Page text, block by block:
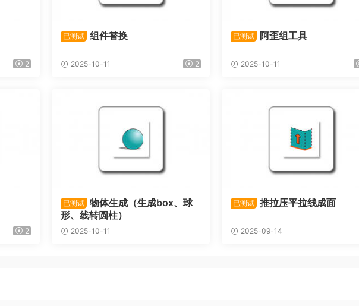
2
已测试 组件替换
2025-10-11 2
已测试 阿歪组工具
2025-10-11
2
已测试
物体生成（生成box、球
形、线转圆柱）
2025-10-11
已测试 推拉压平拉线成面
2025-09-14